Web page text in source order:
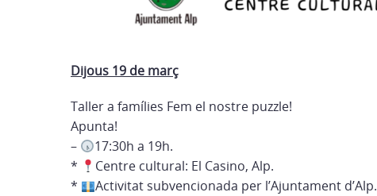
Dijous 19 de març
Taller a famílies Fem el nostre puzzle!
Apunta!
–
17:30h a 19h.
*
Centre cultural: El Casino, Alp.
*
Activitat subvencionada per l’Ajuntament d’Alp.